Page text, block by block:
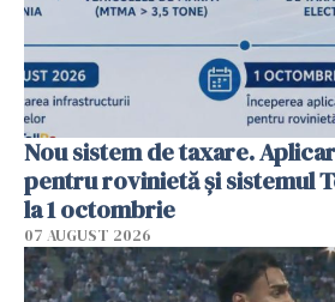
Nou sistem de taxare.
pentru rovinietă şi sistemul
la 1 octombrie
07 AUGUST 2026